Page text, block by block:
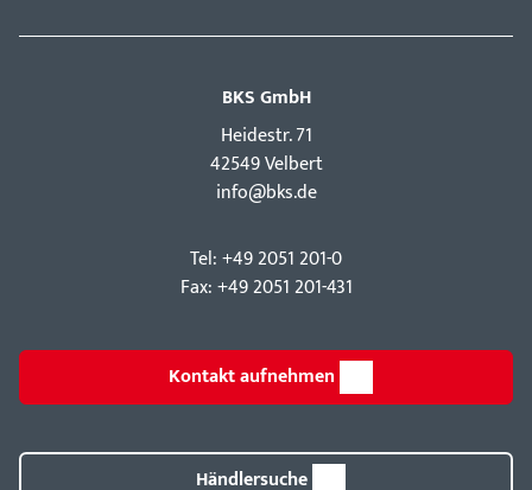
BKS GmbH
Hei­destr. 71
42549 Velbert
info@bks.de
Tel: +49 2051 201-0
Fax: +49 2051 201-431
Kontakt aufnehmen
Händlersuche